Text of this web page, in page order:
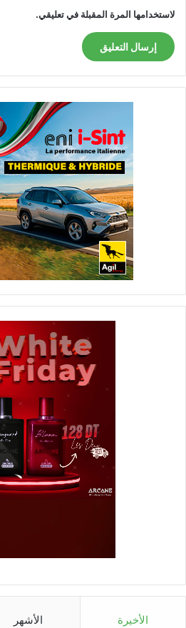
لاستخدامها المرة المقبلة في تعليقي.
الأخيرة الأشهر